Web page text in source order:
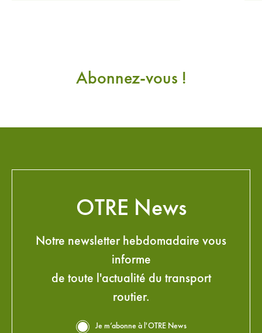
Abonnez-vous !
OTRE News
Notre newsletter hebdomadaire vous
informe
de toute l'actualité du transport
routier.
Je m’abonne à l'OTRE News